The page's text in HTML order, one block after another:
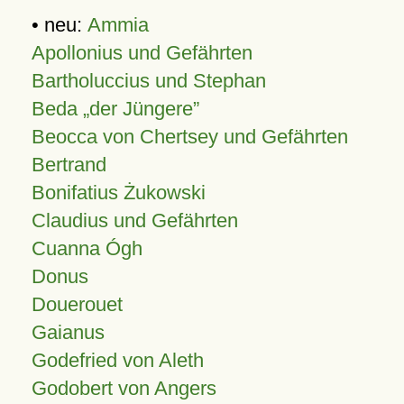
• neu: Ammia
Apollonius und Gefährten
Bartholuccius und Stephan
Beda „der Jüngere”
Beocca von Chertsey und Gefährten
Bertrand
Bonifatius Żukowski
Claudius und Gefährten
Cuanna Ógh
Donus
Douerouet
Gaianus
Godefried von Aleth
Godobert von Angers